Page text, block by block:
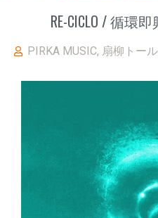
RE-CICLO / 循環
PIRKA MUSIC, 扇柳トール